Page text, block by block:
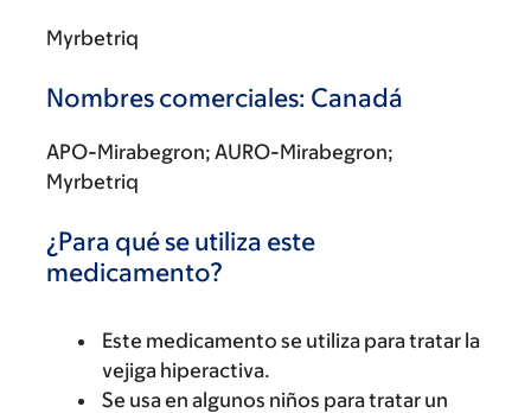
Myrbetriq
Nombres comerciales: Canadá
APO-Mirabegron; AURO-Mirabegron;
Myrbetriq
¿Para qué se utiliza este
medicamento?
Este medicamento se utiliza para tratar la
vejiga hiperactiva.
Se usa en algunos niños para tratar un